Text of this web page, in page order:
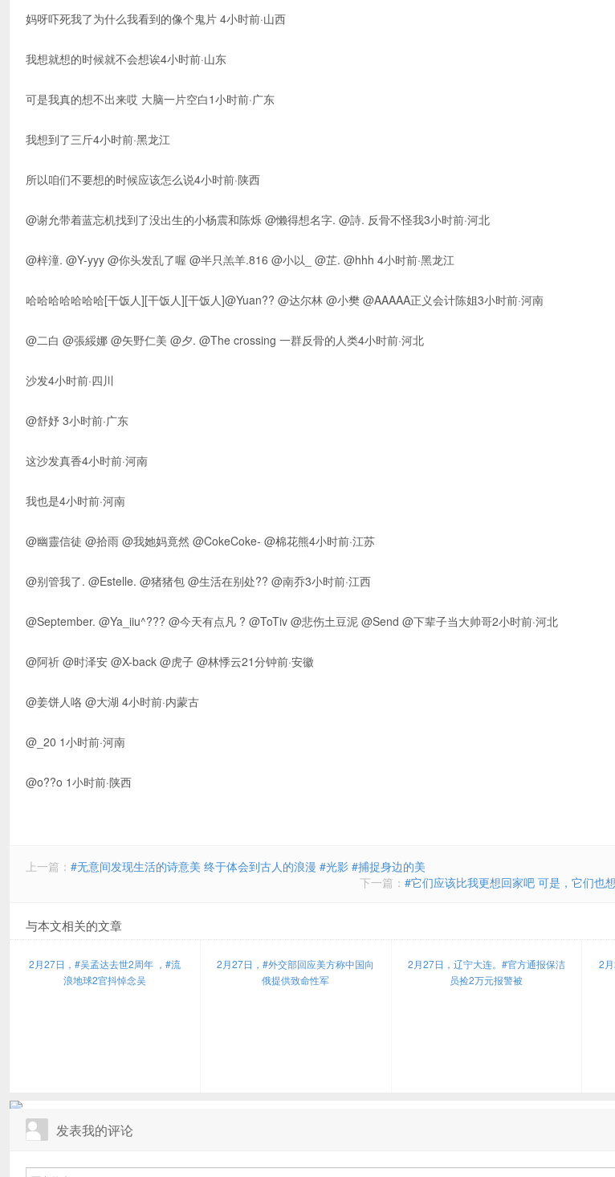
妈呀吓死我了为什么我看到的像个鬼片 4小时前·山西
我想就想的时候就不会想诶4小时前·山东
可是我真的想不出来哎 大脑一片空白1小时前·广东
我想到了三斤4小时前·黑龙江
所以咱们不要想的时候应该怎么说4小时前·陕西
@谢允带着蓝忘机找到了没出生的小杨震和陈烁 @懒得想名字. @詩. 反骨不怪我3小时前·河北
@梓潼. @Y-yyy @你头发乱了喔 @半只羔羊.816 @小以_ @芷. @hhh 4小时前·黑龙江
哈哈哈哈哈哈哈[干饭人][干饭人][干饭人]@Yuan?? @达尔林 @小樊 @AAAAA正义会计陈姐3小时前·河南
@二白 @張綏娜 @矢野仁美 @夕. @The crossing 一群反骨的人类4小时前·河北
沙发4小时前·四川
@舒妤 3小时前·广东
这沙发真香4小时前·河南
我也是4小时前·河南
@幽靈信徒 @拾雨 @我她妈竟然 @CokeCoke- @棉花熊4小时前·江苏
@别管我了. @Estelle. @猪猪包 @生活在别处?? @南乔3小时前·江西
@September. @Ya_iiu^??? @今天有点凡 ? @ToTiv @悲伤土豆泥 @Send @下辈子当大帅哥2小时前·河北
@阿祈 @时泽安 @X-back @虎子 @林悸云21分钟前·安徽
@姜饼人咯 @大湖 4小时前·内蒙古
@_20 1小时前·河南
@o??o 1小时前·陕西
上一篇： #无意间发现生活的诗意美 终于体会到古人的浪漫 #光影 #捕捉身边的美
下一篇： #它们应该比我更想回家吧 可是，它们也
与本文相关的文章
2月27日，#吴孟达去世2周年 ，#流
浪地球2官抖悼念吴
2月27日，#外交部回应美方称中国向
俄提供致命性军
2月27日，辽宁大连。#官方通报保洁
员捡2万元报警被
2
发表我的评论